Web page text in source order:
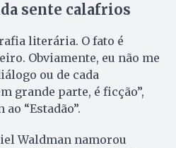
sente calafrios
literária. O fato é
Obviamente, eu não me
ou de cada
grande parte, é ficção”,
“Estadão”.
Waldman namorou